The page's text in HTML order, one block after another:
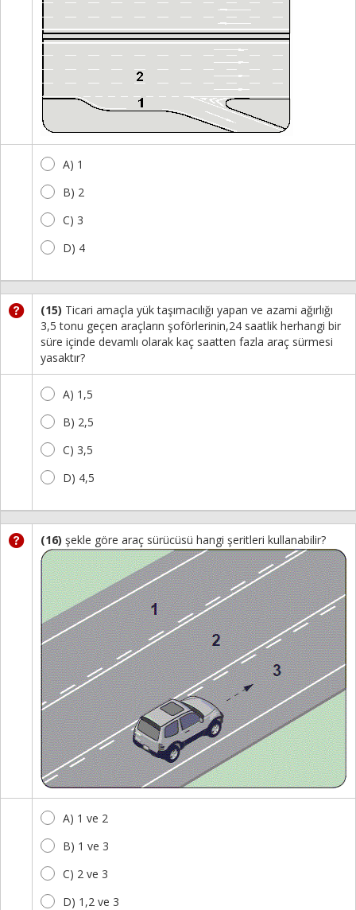
A) 1
B) 2
C) 3
D) 4
(15) Ticari amaçla yük taşımacılığı yapan ve azami ağırlığı
3,5 tonu geçen araçların şoförlerinin,24 saatlik herhangi bir
süre içinde devamlı olarak kaç saatten fazla araç sürmesi
yasaktır?
A) 1,5
B) 2,5
C) 3,5
D) 4,5
(16) şekle göre araç sürücüsü hangi şeritleri kullanabilir?
A) 1 ve 2
B) 1 ve 3
C) 2 ve 3
D) 1,2 ve 3